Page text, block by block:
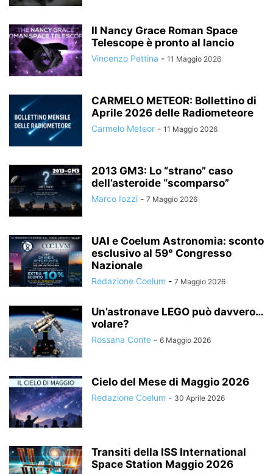
Il Nancy Grace Roman Space
Telescope è pronto al lancio
Vincenzo Pettina - 11 Maggio 2026
CARMELO METEOR: Bollettino di
Aprile 2026 delle Radiometeore
Carmelo Meteor - 11 Maggio 2026
2013 GM3: Lo “strano” caso
dell’asteroide “scomparso”
Marco Iozzi - 7 Maggio 2026
UAI e Coelum Astronomia: sconto
esclusivo al 59° Congresso
Nazionale
Redazione Coelum - 7 Maggio 2026
Un’astronave LEGO può davvero…
volare?
Rossana Conte - 6 Maggio 2026
Cielo del Mese di Maggio 2026
Redazione Coelum - 30 Aprile 2026
Transiti della ISS International
Space Station Maggio 2026